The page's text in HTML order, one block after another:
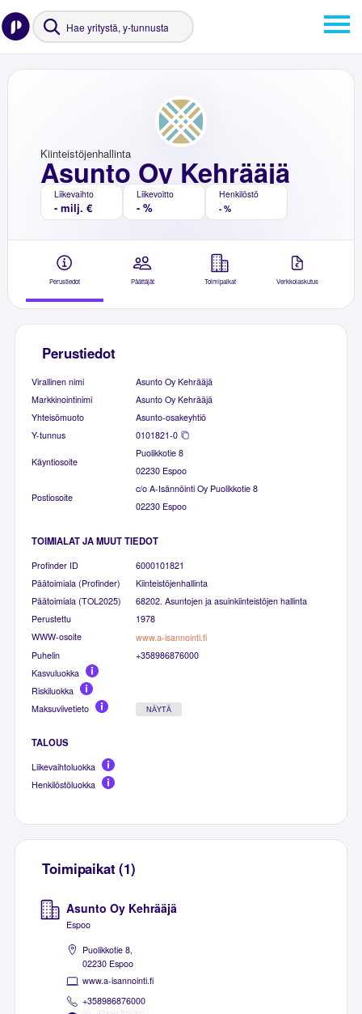
Asunto Oy Kehrääjä
Kiinteistöjenhallinta
Liikevaihto
- milj. €
Liikevoitto
- %
Henkilöstö
- %
Perustiedot Päättäjät Toimipaikat Verkkolaskutus
Perustiedot
Virallinen nimi
Asunto Oy Kehrääjä
Markkinointinimi
Asunto Oy Kehrääjä
Yhteisömuoto
Asunto-osakeyhtiö
Y-tunnus
0101821-0
Käyntiosoite
Puolikkotie 8
02230 Espoo
Postiosoite
c/o A-Isännöinti Oy Puolikkotie 8
02230 Espoo
TOIMIALAT JA MUUT TIEDOT
Profinder ID
6000101821
Päätoimiala (Profinder)
Kiinteistöjenhallinta
Päätoimiala (TOL2025)
68202. Asuntojen ja asuinkiinteistöjen hallinta
Perustettu
1978
WWW-osoite
www.a-isannointi.fi
Puhelin
+358986876000
Kasvuluokka
Riskiluokka
Maksuviivetieto
NÄYTÄ
TALOUS
Liikevaihtoluokka
Henkilöstöluokka
Toimipaikat (1)
Asunto Oy Kehrääjä
Espoo
Puolikkotie 8,
02230 Espoo
www.a-isannointi.fi
+358986876000